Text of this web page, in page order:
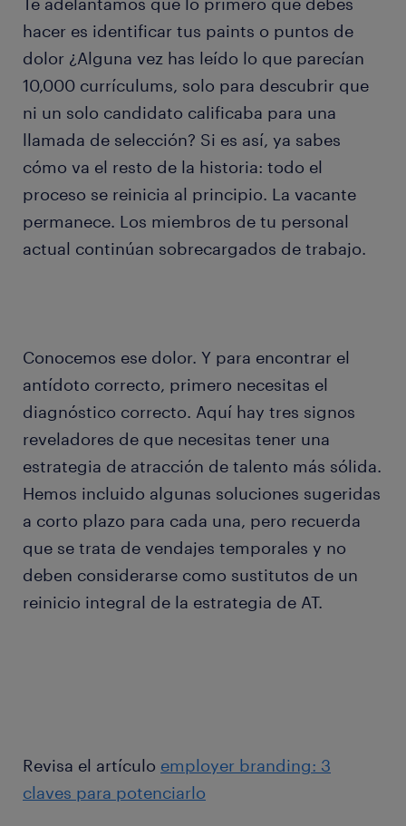
hacer es identificar tus paints o puntos de
dolor ¿Alguna vez has leído lo que parecían
10,000 currículums, solo para descubrir que
ni un solo candidato calificaba para una
llamada de selección? Si es así, ya sabes
cómo va el resto de la historia: todo el
proceso se reinicia al principio. La vacante
permanece. Los miembros de tu personal
actual continúan sobrecargados de trabajo.
Conocemos ese dolor. Y para encontrar el
antídoto correcto, primero necesitas el
diagnóstico correcto. Aquí hay tres signos
reveladores de que necesitas tener una
estrategia de atracción de talento más sólida.
Hemos incluido algunas soluciones sugeridas
a corto plazo para cada una, pero recuerda
que se trata de vendajes temporales y no
deben considerarse como sustitutos de un
reinicio integral de la estrategia de AT.
Revisa el artículo employer branding: 3
claves para potenciarlo